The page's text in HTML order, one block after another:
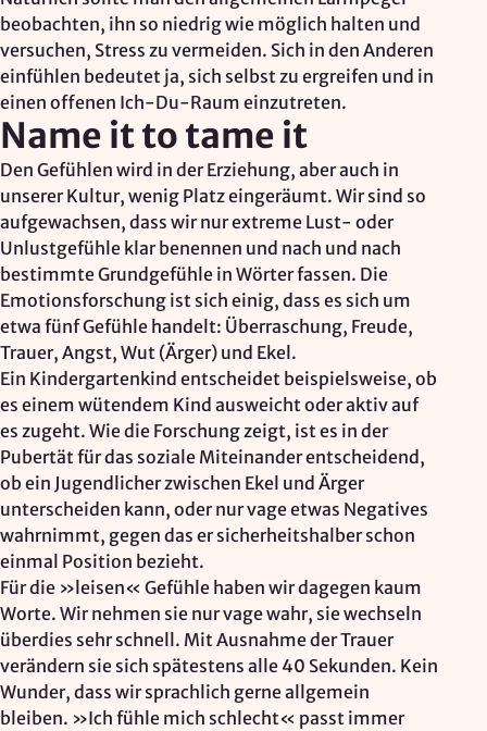
beobachten, ihn so niedrig wie möglich halten und
versuchen, Stress zu vermeiden. Sich in den Anderen
einfühlen bedeutet ja, sich selbst zu ergreifen und in
einen offenen Ich-Du-Raum einzutreten.
Name it to tame it
Den Gefühlen wird in der Erziehung, aber auch in
unserer Kultur, wenig Platz eingeräumt. Wir sind so
aufgewachsen, dass wir nur extreme Lust- oder
Unlustgefühle klar benennen und nach und nach
bestimmte Grundgefühle in Wörter fassen. Die
Emotionsforschung ist sich einig, dass es sich um
etwa fünf Gefühle handelt: Überraschung, Freude,
Trauer, Angst, Wut (Ärger) und Ekel.
Ein Kindergartenkind entscheidet beispielsweise, ob
es einem wütendem Kind ausweicht oder aktiv auf
es zugeht. Wie die Forschung zeigt, ist es in der
Pubertät für das soziale Miteinander entscheidend,
ob ein Jugendlicher zwischen Ekel und Ärger
unterscheiden kann, oder nur vage etwas Negatives
wahrnimmt, gegen das er sicherheitshalber schon
einmal Position bezieht.
Für die »leisen« Gefühle haben wir dagegen kaum
Worte. Wir nehmen sie nur vage wahr, sie wechseln
überdies sehr schnell. Mit Ausnahme der Trauer
verändern sie sich spätestens alle 40 Sekunden. Kein
Wunder, dass wir sprachlich gerne allgemein
bleiben. »Ich fühle mich schlecht« passt immer